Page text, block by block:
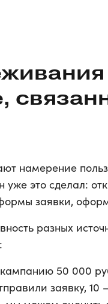
намерение
уже это сделал:
заявки,
разных
50 000
заявку,